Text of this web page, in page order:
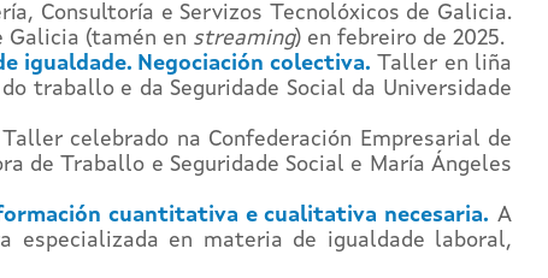
Consultoría e Servizos Tecnolóxicos de Galicia.
Galicia (tamén en streaming) en febreiro de 2025.
igualdade. Negociación colectiva. Taller en liña
traballo e da Seguridade Social da Universidade
Taller celebrado na Confederación Empresarial de
de Traballo e Seguridade Social e María Ángeles
cuantitativa e cualitativa necesaria. A
especializada en materia de igualdade laboral,